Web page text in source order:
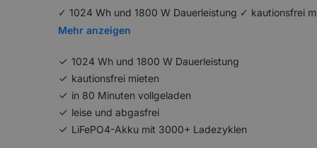
✓ 1024 Wh und 1800 W Dauerleistung ✓ kautionsfrei
Mehr anzeigen
1024 Wh und 1800 W Dauerleistung
kautionsfrei mieten
in 80 Minuten vollgeladen
leise und abgasfrei
LiFePO4-Akku mit 3000+ Ladezyklen